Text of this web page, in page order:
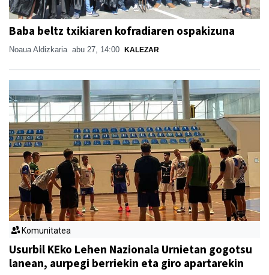
Baba beltz txikiaren kofradiaren ospakizuna
Noaua Aldizkaria abu 27, 14:00 KALEZAR
Komunitatea
Usurbil KEko Lehen Nazionala Urnietan gogotsu
lanean, aurpegi berriekin eta giro apartarekin